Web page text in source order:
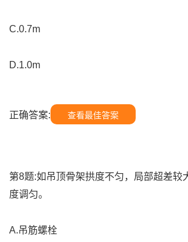
C.0.7m
D.1.0m
正确答案: 查看最佳答案
第8题:如吊顶骨架拱度不匀，局部超差较
度调匀。
A.吊筋螺栓